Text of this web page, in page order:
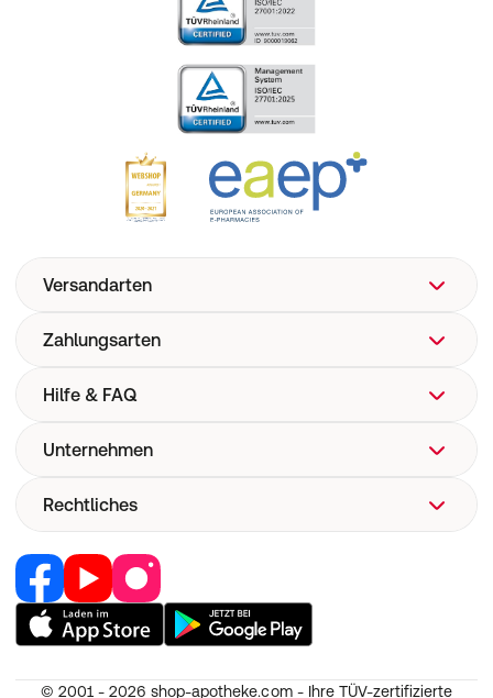
Versandarten
Zahlungsarten
Hilfe & FAQ
FAQ
Versand
Now! Versand
E-Rezept
Pharmakovigilanz
Unternehmen
Über uns
Corporate Website
Retail Media
Jobs & Karriere
Partner werden
Rechtliches
Vertrag widerrufen
Nutzung und Haftung
AGB
© 2001 - 2026 shop-apotheke.com - Ihre TÜV-zertifizierte